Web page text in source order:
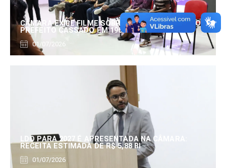
CÂMARA EXIBE FILME SOBRE EDUARDO SERRANO,
PREFEITO CASSADO EM 1960
01/07/2026
LDO PARA 2027 É APRESENTADA NA CÂMARA:
RECEITA ESTIMADA DE R$ 5,88 BI
01/07/2026